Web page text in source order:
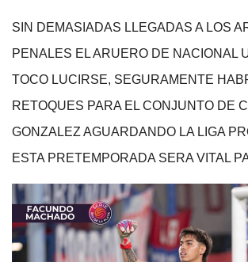
SIN DEMASIADAS LLEGADAS A LOS
PENALES EL ARUERO DE NACIONAL
TOCO LUCIRSE, SEGURAMENTE
RETOQUES PARA EL CONJUNTO DE
GONZALEZ AGUARDANDO LA LIGA
ESTA PRETEMPORADA SERA VITAL